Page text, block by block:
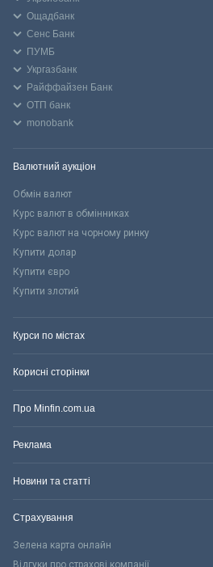
Ощадбанк
Сенс Банк
ПУМБ
Укргазбанк
Райффайзен Банк
ОТП банк
monobank
Валютний аукціон
Обмін валют
Курс валют в обмінниках
Курс валют на чорному ринку
Купити долар
Купити євро
Купити злотий
Курси по містах
Корисні сторінки
Про Minfin.com.ua
Реклама
Новини та статті
Страхування
Зелена карта онлайн
Відгуки про страхові компанії